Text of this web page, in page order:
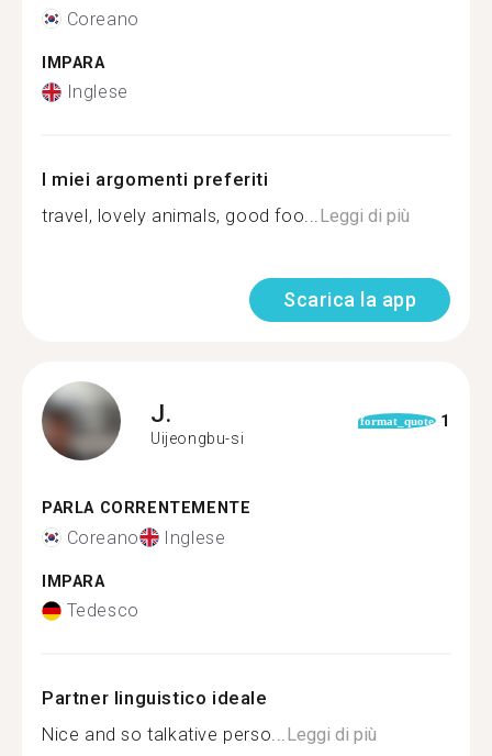
Coreano
IMPARA
Inglese
I miei argomenti preferiti
travel, lovely animals, good foo...Leggi di più
Scarica la app
J.
Uijeongbu-si
format_quote 1
PARLA CORRENTEMENTE
Coreano Inglese
IMPARA
Tedesco
Partner linguistico ideale
Nice and so talkative perso...Leggi di più